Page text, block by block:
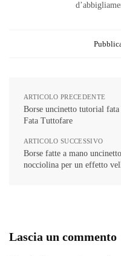
ARTICOLO PRECEDENTE
Borse uncinetto tutorial
Fata Tuttofare
ARTICOLO SUCCESSIVO
Borse fatte a mano
nocciolina per un effetto
Lascia un commento